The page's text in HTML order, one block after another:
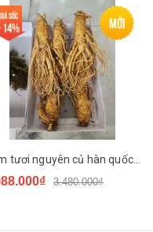
trạng yếu...
bữa ăn 30 phút.
tập thể thao với cường
trẻ em dưới 6 tuổi.
Mới
Giá sốc
14%
Sâm tươi nguyên củ hàn quốc hộp 1kg loại 5 củ
3.480.000₫